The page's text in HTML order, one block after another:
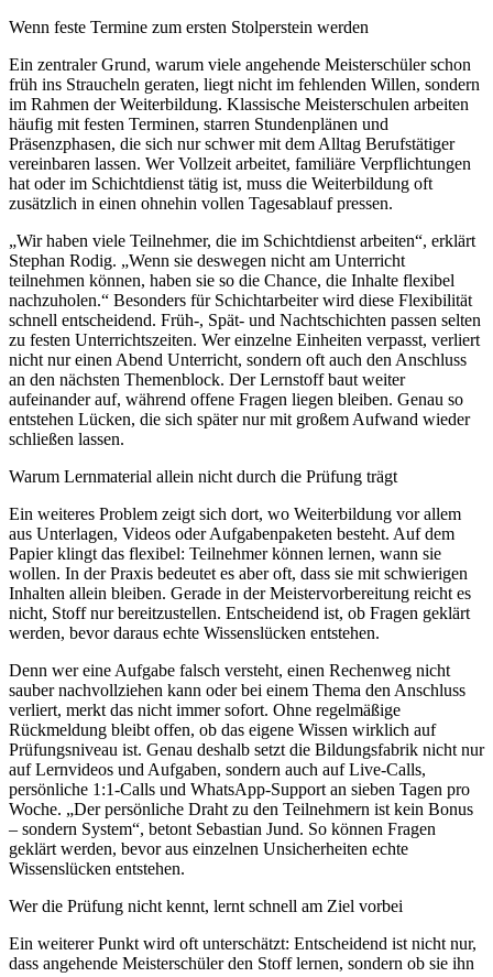
Wenn feste Termine zum ersten Stolperstein werden
Ein zentraler Grund, warum viele angehende Meisterschüler schon
früh ins Straucheln geraten, liegt nicht im fehlenden Willen, sondern
im Rahmen der Weiterbildung. Klassische Meisterschulen arbeiten
häufig mit festen Terminen, starren Stundenplänen und
Präsenzphasen, die sich nur schwer mit dem Alltag Berufstätiger
vereinbaren lassen. Wer Vollzeit arbeitet, familiäre Verpflichtungen
hat oder im Schichtdienst tätig ist, muss die Weiterbildung oft
zusätzlich in einen ohnehin vollen Tagesablauf pressen.
„Wir haben viele Teilnehmer, die im Schichtdienst arbeiten“, erklärt
Stephan Rodig. „Wenn sie deswegen nicht am Unterricht
teilnehmen können, haben sie so die Chance, die Inhalte flexibel
nachzuholen.“ Besonders für Schichtarbeiter wird diese Flexibilität
schnell entscheidend. Früh-, Spät- und Nachtschichten passen selten
zu festen Unterrichtszeiten. Wer einzelne Einheiten verpasst, verliert
nicht nur einen Abend Unterricht, sondern oft auch den Anschluss
an den nächsten Themenblock. Der Lernstoff baut weiter
aufeinander auf, während offene Fragen liegen bleiben. Genau so
entstehen Lücken, die sich später nur mit großem Aufwand wieder
schließen lassen.
Warum Lernmaterial allein nicht durch die Prüfung trägt
Ein weiteres Problem zeigt sich dort, wo Weiterbildung vor allem
aus Unterlagen, Videos oder Aufgabenpaketen besteht. Auf dem
Papier klingt das flexibel: Teilnehmer können lernen, wann sie
wollen. In der Praxis bedeutet es aber oft, dass sie mit schwierigen
Inhalten allein bleiben. Gerade in der Meistervorbereitung reicht es
nicht, Stoff nur bereitzustellen. Entscheidend ist, ob Fragen geklärt
werden, bevor daraus echte Wissenslücken entstehen.
Denn wer eine Aufgabe falsch versteht, einen Rechenweg nicht
sauber nachvollziehen kann oder bei einem Thema den Anschluss
verliert, merkt das nicht immer sofort. Ohne regelmäßige
Rückmeldung bleibt offen, ob das eigene Wissen wirklich auf
Prüfungsniveau ist. Genau deshalb setzt die Bildungsfabrik nicht nur
auf Lernvideos und Aufgaben, sondern auch auf Live-Calls,
persönliche 1:1-Calls und WhatsApp-Support an sieben Tagen pro
Woche. „Der persönliche Draht zu den Teilnehmern ist kein Bonus
– sondern System“, betont Sebastian Jund. So können Fragen
geklärt werden, bevor aus einzelnen Unsicherheiten echte
Wissenslücken entstehen.
Wer die Prüfung nicht kennt, lernt schnell am Ziel vorbei
Ein weiterer Punkt wird oft unterschätzt: Entscheidend ist nicht nur,
dass angehende Meisterschüler den Stoff lernen, sondern ob sie ihn